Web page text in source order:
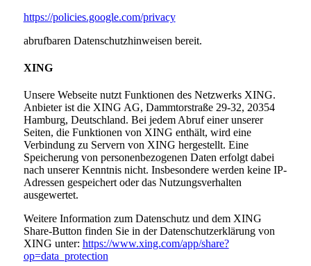
https://policies.google.com/privacy
abrufbaren Datenschutzhinweisen bereit.
XING
Unsere Webseite nutzt Funktionen des Netzwerks XING.
Anbieter ist die XING AG, Dammtorstraße 29-32, 20354
Hamburg, Deutschland. Bei jedem Abruf einer unserer
Seiten, die Funktionen von XING enthält, wird eine
Verbindung zu Servern von XING hergestellt. Eine
Speicherung von personenbezogenen Daten erfolgt dabei
nach unserer Kenntnis nicht. Insbesondere werden keine IP-
Adressen gespeichert oder das Nutzungsverhalten
ausgewertet.
Weitere Information zum Datenschutz und dem XING
Share-Button finden Sie in der Datenschutzerklärung von
XING unter: https://www.xing.com/app/share?
op=data_protection